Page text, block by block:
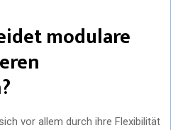
modulare
vor allem durch ihre Flexibilität